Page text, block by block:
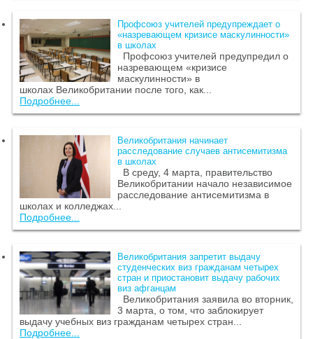
Профсоюз учителей предупреждает о
«назревающем кризисе маскулинности»
в школах
Профсоюз учителей предупредил о
назревающем «кризисе
маскулинности» в
школах Великобритании после того, как...
Подробнее...
Великобритания начинает
расследование случаев антисемитизма
в школах
В среду, 4 марта, правительство
Великобритании начало независимое
расследование антисемитизма в
школах и колледжах...
Подробнее...
Великобритания запретит выдачу
студенческих виз гражданам четырех
стран и приостановит выдачу рабочих
виз афганцам
Великобритания заявила во вторник,
3 марта, о том, что заблокирует
выдачу учебных виз гражданам четырех стран...
Подробнее...